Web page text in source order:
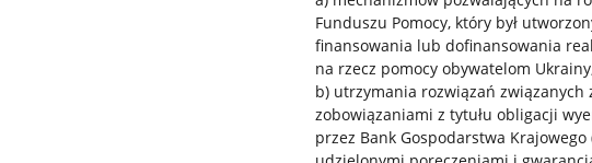
Funduszu Pomocy, który był
finansowania lub dofinansowania
na rzecz pomocy obywatelom
b) utrzymania rozwiązań związanych
zobowiązaniami z tytułu obligacji
przez Bank Gospodarstwa Krajowego